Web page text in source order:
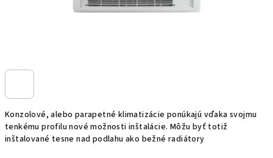
Konzolové, alebo parapetné klimatizácie ponúkajú vďaka svojmu
tenkému profilu nové možnosti inštalácie. Môžu byť totiž
inštalované tesne nad podlahu ako bežné radiátory